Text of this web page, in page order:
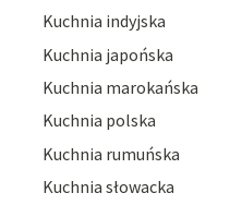
Kuchnia indyjska
Kuchnia japońska
Kuchnia marokańska
Kuchnia polska
Kuchnia rumuńska
Kuchnia słowacka